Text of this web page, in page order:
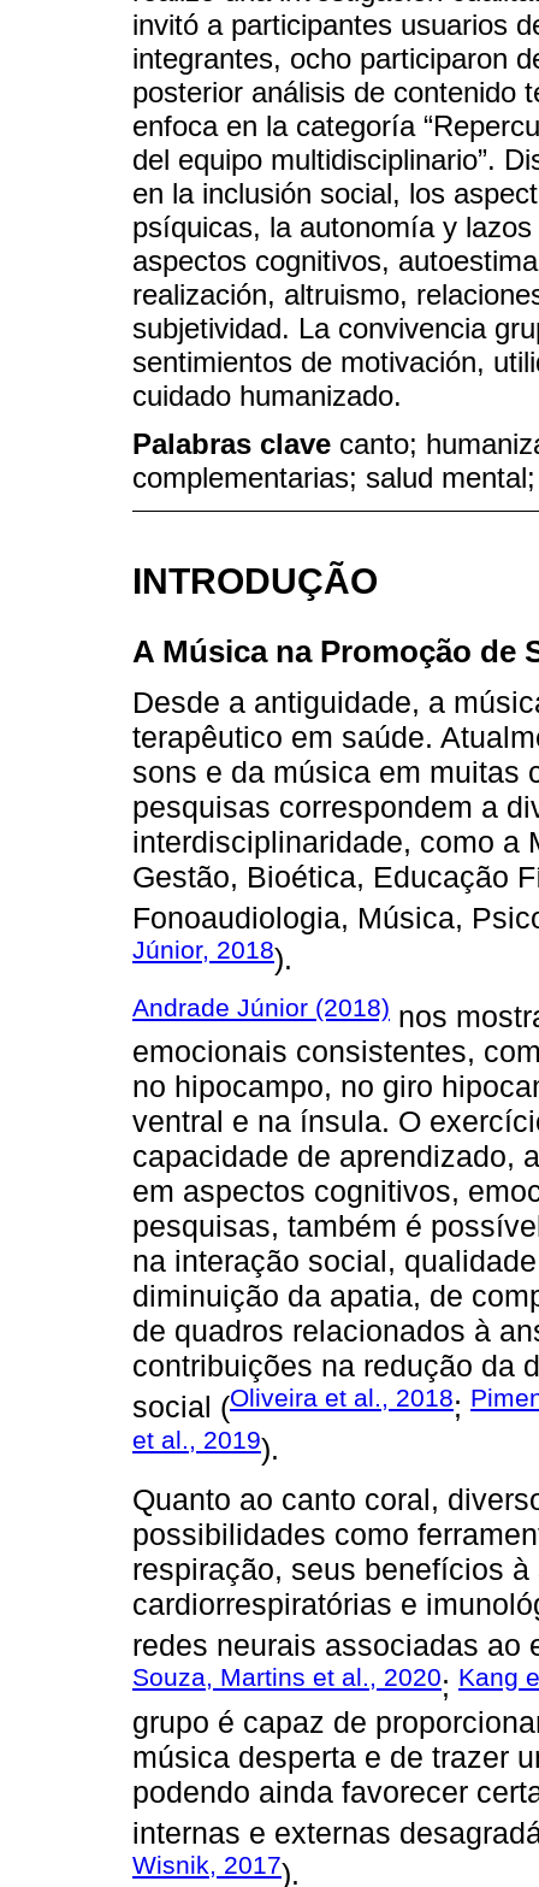
invitó a participantes usuarios
integrantes, ocho participaron
posterior análisis de contenido
enfoca en la categoría
del equipo multidisciplinario”.
en la inclusión social, los
psíquicas, la autonomía y
aspectos cognitivos,
realización, altruismo,
subjetividad. La convivencia
sentimientos de motivación,
cuidado humanizado.
Palabras clave canto;
complementarias; salud
INTRODUÇÃO
A Música na Promoção de
Desde a antiguidade, a
terapêutico em saúde.
sons e da música em muitas
pesquisas correspondem a
interdisciplinaridade, como a
Gestão, Bioética, Educação
Fonoaudiologia, Música,
Júnior, 2018).
Andrade Júnior (2018) nos
emocionais consistentes,
no hipocampo, no giro
ventral e na ínsula. O
capacidade de aprendizado,
em aspectos cognitivos,
pesquisas, também é
na interação social,
diminuição da apatia, de
de quadros relacionados à
contribuições na redução da
social (Oliveira et al., 2018;
et al., 2019).
Quanto ao canto coral,
possibilidades como
respiração, seus benefícios
cardiorrespiratórias e
redes neurais associadas ao
Souza, Martins et al., 2020; Kang
grupo é capaz de
música desperta e de trazer
podendo ainda favorecer
internas e externas
Wisnik, 2017).